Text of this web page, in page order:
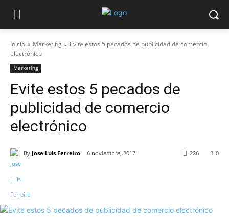
Inicio Marketing
Evite estos 5 pecados de publicidad de comercio
electrónico
Marketing
Evite estos 5 pecados de
publicidad de comercio
electrónico
By Jose Luis Ferreiro 6 noviembre, 2017 0
226